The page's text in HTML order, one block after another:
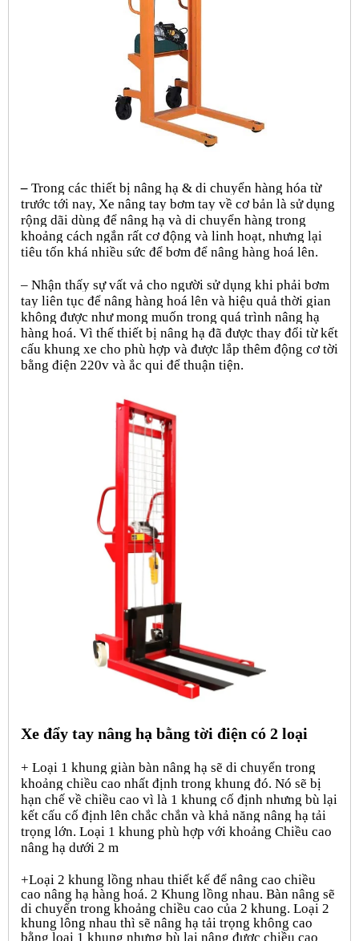
– Trong các thiết bị nâng hạ & di chuyển hàng hóa từ
trước tới nay, Xe nâng tay bơm tay về cơ bản là sử dụng
rộng dãi dùng để nâng hạ và di chuyển hàng trong
khoảng cách ngắn rất cơ động và linh hoạt, nhưng lại
tiêu tốn khá nhiều sức để bơm để nâng hàng hoá lên.
– Nhận thấy sự vất vả cho người sử dụng khi phải bơm
tay liên tục để nâng hàng hoá lên và hiệu quả thời gian
không được như mong muốn trong quá trình nâng hạ
hàng hoá. Vì thế thiết bị nâng hạ đã được thay đổi từ kết
cấu khung xe cho phù hợp và được lắp thêm động cơ tời
bằng điện 220v và ắc qui để thuận tiện.
Xe đẩy tay nâng hạ bằng tời điện có 2 loại
+ Loại 1 khung giàn bàn nâng hạ sẽ di chuyển trong
khoảng chiều cao nhất định trong khung đó. Nó sẽ bị
hạn chế về chiều cao vì là 1 khung cố định nhưng bù lại
kết cấu cố định lên chắc chắn và khả năng nâng hạ tải
trọng lớn. Loại 1 khung phù hợp với khoảng Chiều cao
nâng hạ dưới 2 m
+Loại 2 khung lồng nhau thiết kế để nâng cao chiều
cao nâng hạ hàng hoá. 2 Khung lồng nhau. Bàn nâng sẽ
di chuyển trong khoảng chiều cao của 2 khung. Loại 2
khung lông nhau thì sẽ nâng hạ tải trọng không cao
bằng loại 1 khung nhưng bù lại nâng được chiều cao